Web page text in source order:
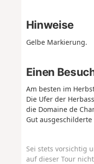
Hinweise
Gelbe Markierung.
Einen
Am besten im
Die Ufer der
die Domaine de
Gut
Sei stets vorsichtig
auf dieser Tour